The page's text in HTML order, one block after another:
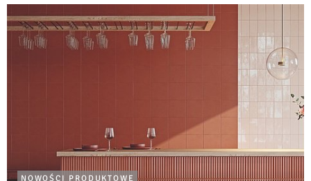
człowieka czerpiącego z...
NOWOŚCI PRODUKTOWE